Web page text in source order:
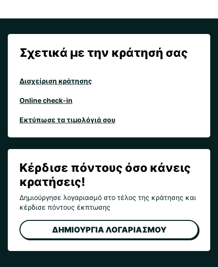
Σχετικά με την κράτησή σας
Διαχείριση κράτησης
Online check-in
Εκτύπωσε τα τιμολόγιά σου
Κέρδισε πόντους όσο κάνεις
κρατήσεις!
Δημιούργησε λογαριασμό στο τέλος της κράτησης και
κέρδισε πόντους έκπτωσης
ΔΗΜΙΟΥΡΓΙΑ ΛΟΓΑΡΙΑΣΜΟΥ